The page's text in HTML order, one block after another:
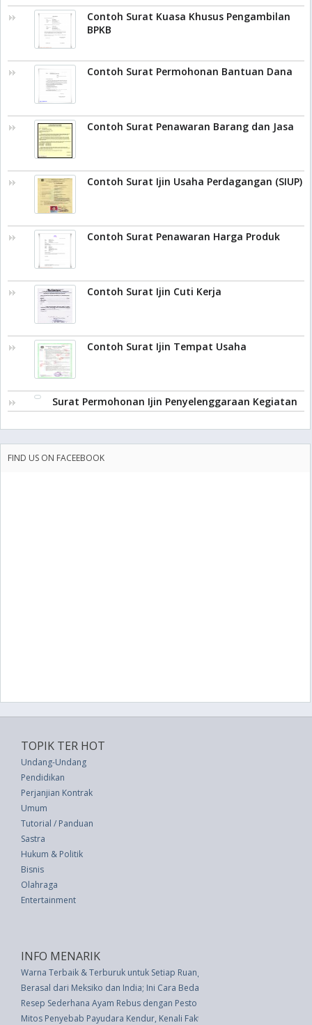
Contoh Surat Kuasa Khusus Pengambilan
BPKB
Contoh Surat Permohonan Bantuan Dana
Contoh Surat Penawaran Barang dan Jasa
Contoh Surat Ijin Usaha Perdagangan (SIUP)
Contoh Surat Penawaran Harga Produk
Contoh Surat Ijin Cuti Kerja
Contoh Surat Ijin Tempat Usaha
Surat Permohonan Ijin Penyelenggaraan Kegiatan
FIND US ON FACEEBOOK
TOPIK TER HOT
Undang-Undang
Pendidikan
Perjanjian Kontrak
Umum
Tutorial / Panduan
Sastra
Hukum & Politik
Bisnis
Olahraga
Entertainment
INFO MENARIK
Warna Terbaik & Terburuk untuk Setiap Ruangan di Rumah Anda
Berasal dari Meksiko dan India; Ini Cara Bedakan Tortilla dan Roti?
Resep Sederhana Ayam Rebus dengan Pesto
Mitos Penyebab Payudara Kendur, Kenali Faktanya